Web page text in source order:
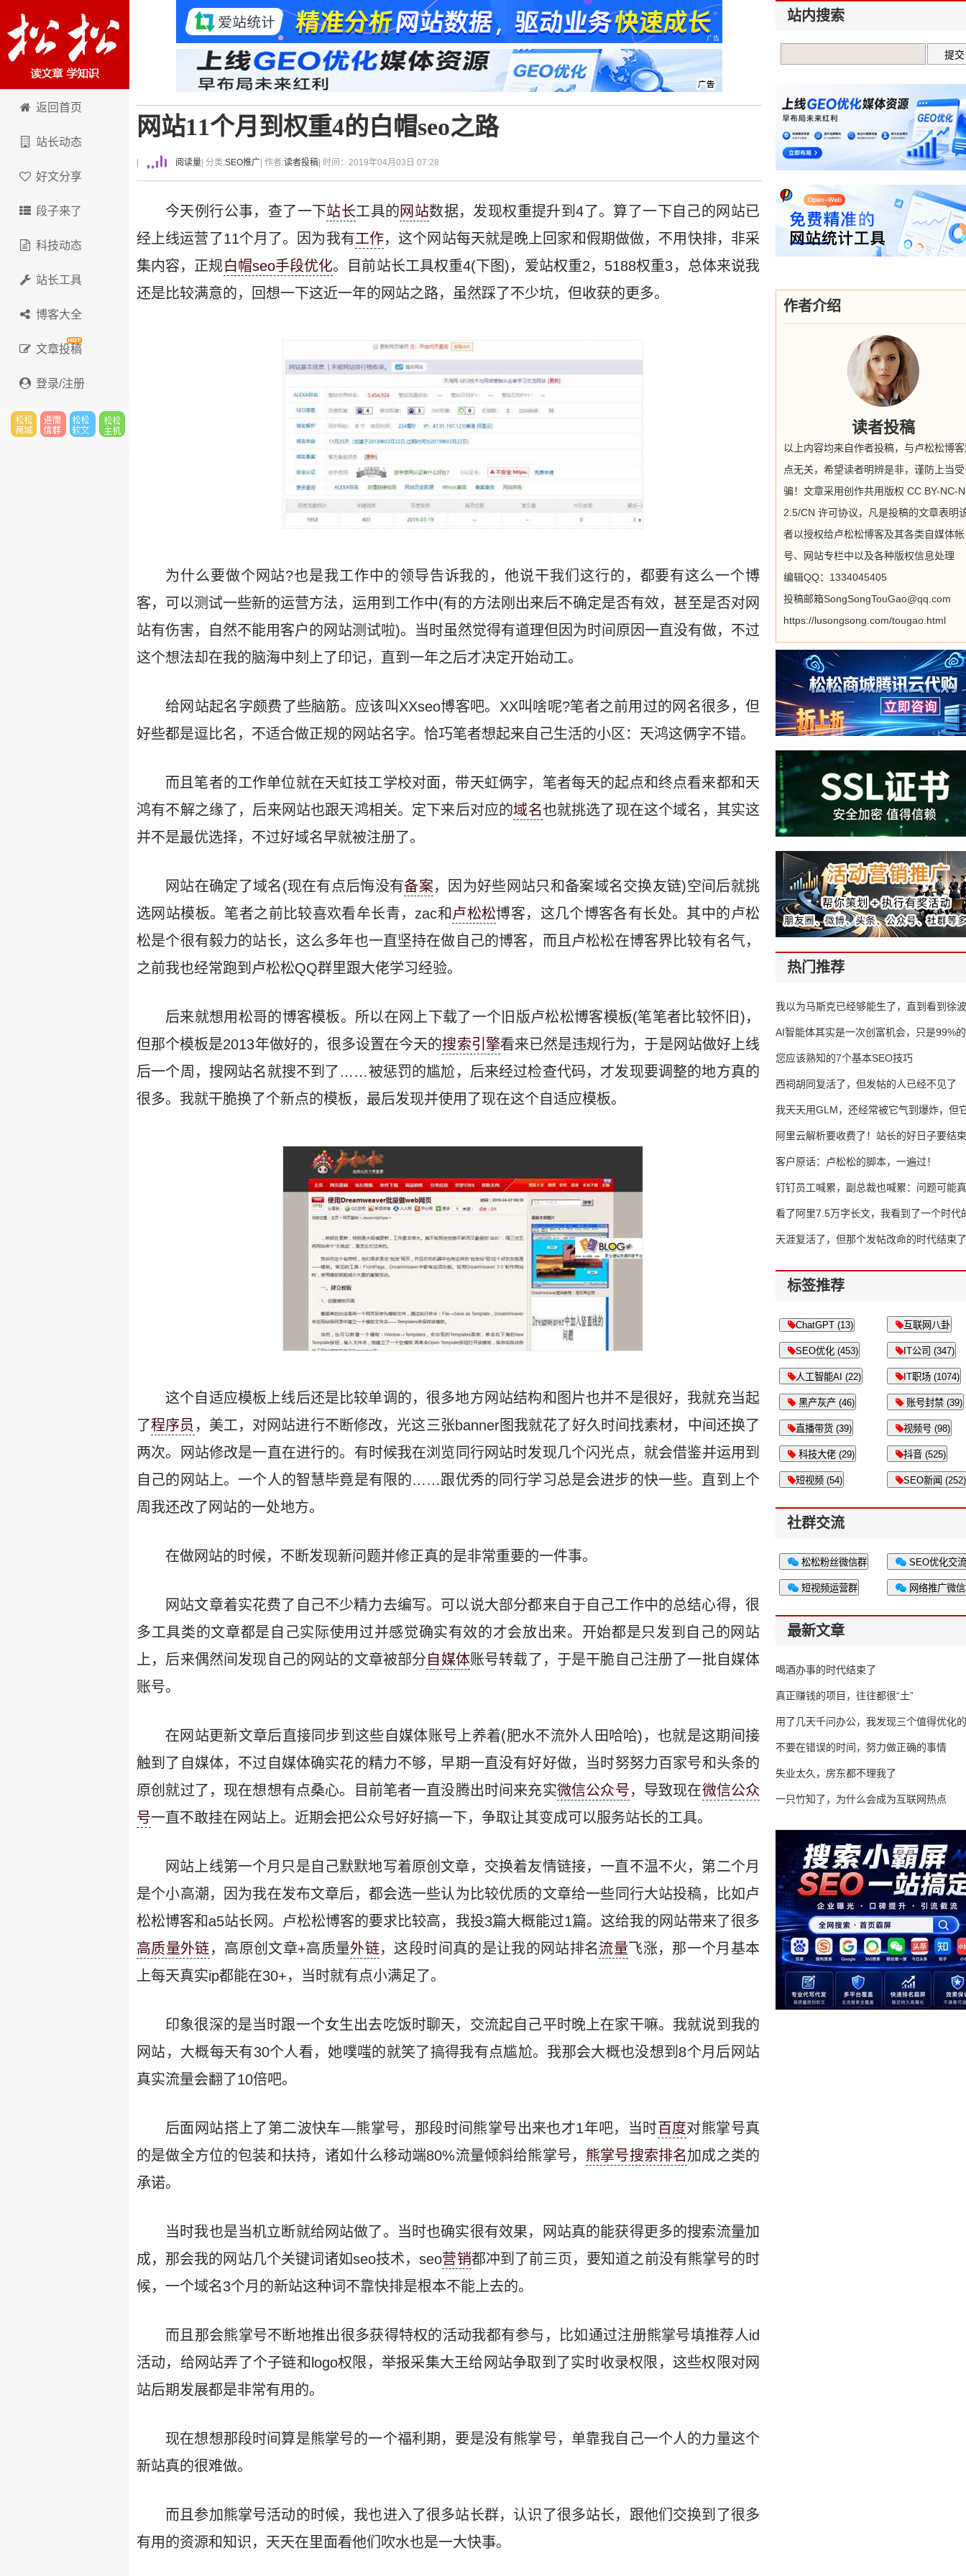
卢松松博客
返回首页
站长动态
好文分享
段子来了
科技动态
站长工具
博客大全
文章投稿
登录/注册
网站11个月到权重4的白帽seo之路
阅读量 | 分类:SEO推广 | 作者:读者投稿 | 时间：2019年04月03日 07:28
今天例行公事，查了一下站长工具的网站数据，发现权重提升到4了。算了一下自己的网站已
经上线运营了11个月了。因为我有工作，这个网站每天就是晚上回家和假期做做，不用快排，非采
集内容，正规白帽seo手段优化。目前站长工具权重4(下图)，爱站权重2，5188权重3，总体来说我
还是比较满意的，回想一下这近一年的网站之路，虽然踩了不少坑，但收获的更多。
为什么要做个网站?也是我工作中的领导告诉我的，他说干我们这行的，都要有这么一个博
客，可以测试一些新的运营方法，运用到工作中(有的方法刚出来后不确定是否有效，甚至是否对网
站有伤害，自然不能用客户的网站测试啦)。当时虽然觉得有道理但因为时间原因一直没有做，不过
这个想法却在我的脑海中刻上了印记，直到一年之后才决定开始动工。
给网站起名字颇费了些脑筋。应该叫XXseo博客吧。XX叫啥呢?笔者之前用过的网名很多，但
好些都是逗比名，不适合做正规的网站名字。恰巧笔者想起来自己生活的小区：天鸿这俩字不错。
而且笔者的工作单位就在天虹技工学校对面，带天虹俩字，笔者每天的起点和终点看来都和天
鸿有不解之缘了，后来网站也跟天鸿相关。定下来后对应的域名也就挑选了现在这个域名，其实这
并不是最优选择，不过好域名早就被注册了。
网站在确定了域名(现在有点后悔没有备案，因为好些网站只和备案域名交换友链)空间后就挑
选网站模板。笔者之前比较喜欢看牟长青，zac和 卢松松博客，这几个博客各有长处。其中的卢松
松是个很有毅力的站长，这么多年也一直坚持在做自己的博客，而且卢松松在博客界比较有名气，
之前我也经常跑到卢松松QQ群里跟大佬学习经验。
后来就想用松哥的博客模板。所以在网上下载了一个旧版卢松松博客模板(笔笔者比较怀旧)，
但那个模板是2013年做好的，很多设置在今天的搜索引擎看来已然是违规行为，于是网站做好上线
后一个周，搜网站名就搜不到了……被惩罚的尴尬，后来经过检查代码，才发现要调整的地方真的
很多。我就干脆换了个新点的模板，最后发现并使用了现在这个自适应模板。
这个自适应模板上线后还是比较单调的，很多地方网站结构和图片也并不是很好，我就充当起
了程序员 ，美工，对网站进行不断修改，光这三张banner图我就花了好久时间找素材，中间还换了
两次。网站修改是一直在进行的。有时候我在浏览同行网站时发现几个闪光点，就会借鉴并运用到
自己的网站上。一个人的智慧毕竟是有限的……跟优秀的同行学习总是会进步的快一些。直到上个
周我还改了网站的一处地方。
在做网站的时候，不断发现新问题并修正真的是非常重要的一件事。
网站文章着实花费了自己不少精力去编写。可以说大部分都来自于自己工作中的总结心得，很
多工具类的文章都是自己实际使用过并感觉确实有效的才会放出来。开始都是只发到自己的网站
上，后来偶然间发现自己的网站的文章被部分 自媒体账号转载了，于是干脆自己注册了一批自媒体
账号。
在网站更新文章后直接同步到这些自媒体账号上养着(肥水不流外人田哈哈)，也就是这期间接
触到了自媒体，不过自媒体确实花的精力不够，早期一直没有好好做，当时努努力百家号和头条的
原创就过了，现在想想有点桑心。目前笔者一直没腾出时间来充实微信公众号，导致现在微信公众
号一直不敢挂在网站上。近期会把公众号好好搞一下，争取让其变成可以服务站长的工具。
网站上线第一个月只是自己默默地写着原创文章，交换着友情链接，一直不温不火，第二个月
是个小高潮，因为我在发布文章后，都会选一些认为比较优质的文章给一些同行大站投稿，比如卢
松松博客和a5站长网。卢松松博客的要求比较高，我投3篇大概能过1篇。这给我的网站带来了很多
高质量外链 ，高原创文章+高质量外链，这段时间真的是让我的网站排名流量 飞涨，那一个月基本
上每天真实ip都能在30+，当时就有点小满足了。
印象很深的是当时跟一个女生出去吃饭时聊天，交流起自己平时晚上在家干嘛。我就说到我的
网站，大概每天有30个人看，她噗嗤的就笑了搞得我有点尴尬。我那会大概也没想到8个月后网站
真实流量会翻了10倍吧。
后面网站搭上了第二波快车—熊掌号，那段时间熊掌号出来也才1年吧，当时百度对熊掌号真
的是做全方位的包装和扶持，诸如什么移动端80%流量倾斜给熊掌号， 熊掌号搜索排名加成之类的
承诺。
当时我也是当机立断就给网站做了。当时也确实很有效果，网站真的能获得更多的搜索流量加
成，那会我的网站几个关键词诸如seo技术，seo营销都冲到了前三页，要知道之前没有熊掌号的时
候，一个域名3个月的新站这种词不靠快排是根本不能上去的。
而且那会熊掌号不断地推出很多获得特权的活动我都有参与，比如通过注册熊掌号填推荐人id
活动，给网站弄了个子链和logo权限，举报采集大王给网站争取到了实时收录权限，这些权限对网
站后期发展都是非常有用的。
现在想想那段时间算是熊掌号的一个福利期，要是没有熊掌号，单靠我自己一个人的力量这个
新站真的很难做。
而且参加熊掌号活动的时候，我也进入了很多站长群，认识了很多站长，跟他们交换到了很多
有用的资源和知识，天天在里面看他们吹水也是一大快事。
站内搜索
作者介绍
读者投稿
以上内容均来自作者投稿，与卢松松博
点无关，希望读者明辨是非，谨防上当受
骗！文章采用创作共用版权 CC BY-NC-
2.5/CN 许可协议，凡是投稿的文章表明
者以授权给卢松松博客及其各类自媒体帐
号、网站专栏中以及各种版权信息处理
编辑QQ：1334045405
投稿邮箱SongSongTouGao@qq.com
https://lusongsong.com/tougao.html
热门推荐
我以为马斯克已经够能生了，直到看到
AI智能体其实是一次创富机会，只是99%
错过了
您应该熟知的7个基本SEO技巧
西祠胡同复活了，但发帖的人已经不见了
我天天用GLM，还经常被它气到爆炸，但
16万亿
阿里云解析要收费了！站长的好日子要结
客户原话：卢松松的脚本，一遍过！
钉钉员工喊累，副总裁也喊累：问题可能
了
看了阿里7.5万字长文，我看到了一个时代
天涯复活了，但那个发帖改命的时代结束了
标签推荐
ChatGPT (13) 互联网八卦
SEO优化 (453) IT公司 (347)
人工智能AI (22) IT职场 (1074)
黑产灰产 (46) 账号封禁 (39)
直播带货 (39) 视频号 (98)
科技大佬 (29) 抖音 (525)
短视频 (54) SEO新闻 (252)
社群交流
松松粉丝微信群 SEO优化交
短视频运营群 网络推广微
最新文章
喝酒办事的时代结束了
真正赚钱的项目，往往都很“土”
用了几天千问办公，我发现三个值得优化
不要在错误的时间，努力做正确的事情
失业太久，房东都不理我了
一只竹知了，为什么会成为互联网热点